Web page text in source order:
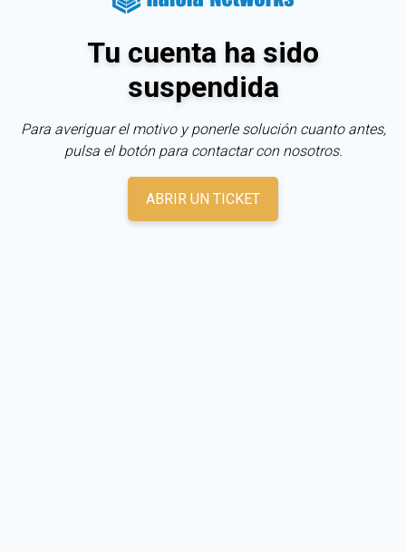
Tu cuenta ha sido
suspendida
Para averiguar el motivo y ponerle solución cuanto antes,
pulsa el botón para contactar con nosotros.
ABRIR UN TICKET